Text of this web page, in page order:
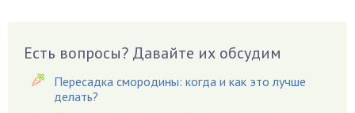
Вредители
Есть вопросы? Давайте их обсудим
Пересадка смородины: когда и как это лучше
делать?